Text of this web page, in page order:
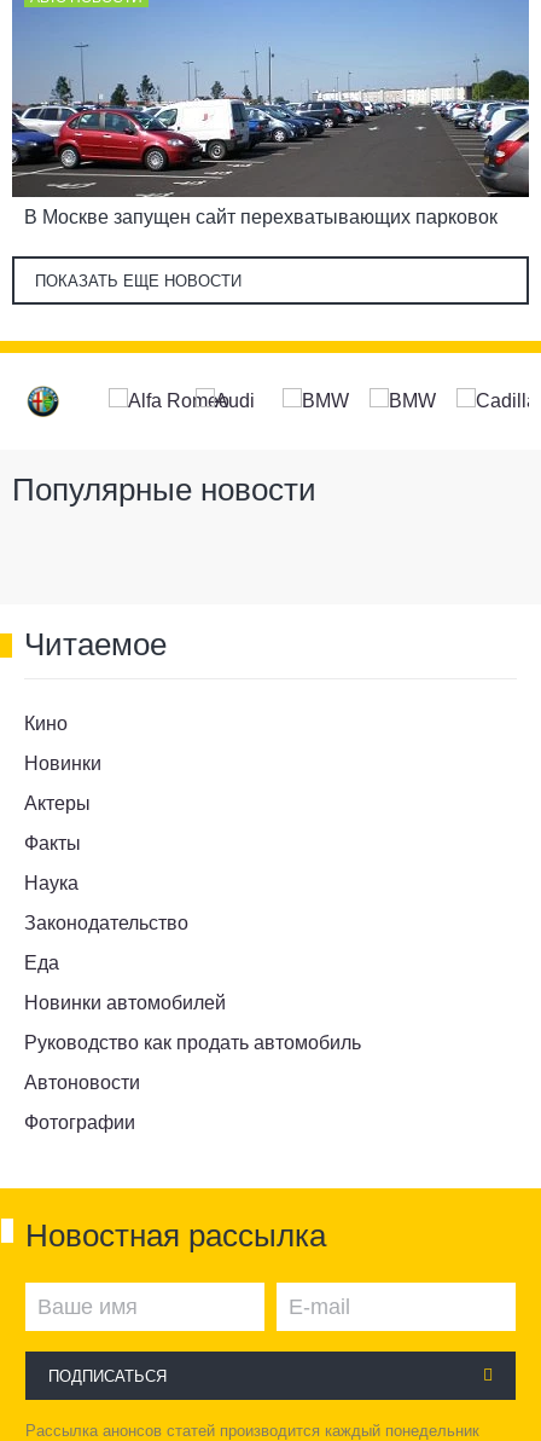
В Москве запущен сайт перехватывающих парковок
ПОКАЗАТЬ ЕЩЕ НОВОСТИ
Популярные новости
Читаемое
Кино
Новинки
Актеры
Факты
Наука
Законодательство
Еда
Новинки автомобилей
Руководство как продать автомобиль
Автоновости
Фотографии
Новостная рассылка
ПОДПИСАТЬСЯ
Рассылка анонсов статей производится каждый понедельник